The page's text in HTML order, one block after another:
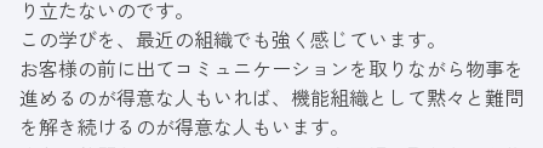
り立たないのです。
この学びを、最近の組織でも強く感じています。
お客様の前に出てコミュニケーションを取りながら物事を
進めるのが得意な人もいれば、機能組織として黙々と難問
を解き続けるのが得意な人もいます。